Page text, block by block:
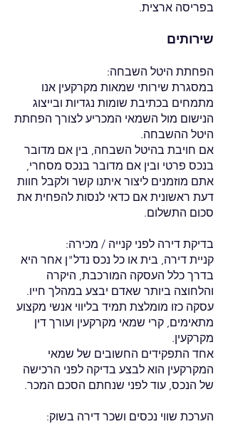
בפריסה ארצית.
שירותים
הפחתת היטל השבחה:
במסגרת שירותי שמאות מקרקעין אנו
מתמחים בכתיבת שומות נגדיות ובייצוג
הנישום מול השמאי המכריע לצורך הפחתת
היטל ההשבחה.
אם חויבת בהיטל השבחה, בין אם מדובר
בנכס פרטי ובין אם מדובר בנכס מסחרי,
אתם מוזמנים ליצור איתנו קשר ולקבל חוות
דעת ראשונית אם כדאי לנסות להפחית את
סכום התשלום.
בדיקת דירה לפני קנייה / מכירה:
קניית דירה, בית או כל נכס נדל"ן אחר היא
בדרך כלל העסקה המורכבת, היקרה
והלחוצה ביותר שאדם יבצע במהלך חייו.
עסקה כזו מומלצת תמיד בליווי אנשי מקצוע
מתאימים, קרי שמאי מקרקעין ועורך דין
מקרקעין.
אחד התפקידים החשובים של שמאי
המקרקעין הוא לבצע בדיקה לפני הרכישה
של הנכס, עוד לפני שנחתם הסכם המכר.
הערכת שווי נכסים ושכר דירה בשוק: